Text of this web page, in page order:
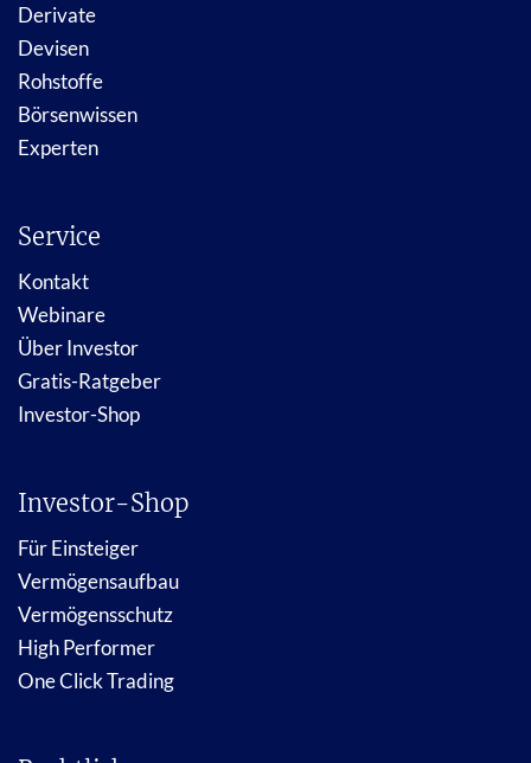
Derivate
Devisen
Rohstoffe
Börsenwissen
Experten
Service
Kontakt
Webinare
Über Investor
Gratis-Ratgeber
Investor-Shop
Investor-Shop
Für Einsteiger
Vermögensaufbau
Vermögensschutz
High Performer
One Click Trading